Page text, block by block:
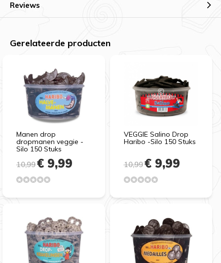
Reviews
Gerelateerde producten
Manen drop
dropmanen veggie -
Silo 150 Stuks
10,99€ 9,99
VEGGIE Salino Drop
Haribo -Silo 150 Stuks
10,99€ 9,99